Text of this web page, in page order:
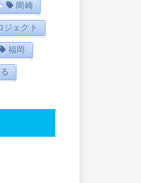
岡崎
ジェクト
福岡